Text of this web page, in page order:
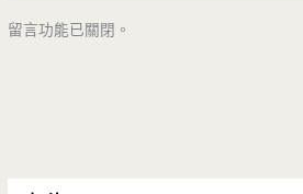
留言功能已關閉。